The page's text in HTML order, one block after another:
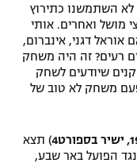
לא השתמשנו כתירוץ
מושל ואחרים. אותי
המגרש משחקים 11 נגד 11. האם אוראל דגני, אינברום,
רעים? זה היה משחק
שיודעים לשחק
משחק לא טוב של
) תצא
הפועל באר שבע,